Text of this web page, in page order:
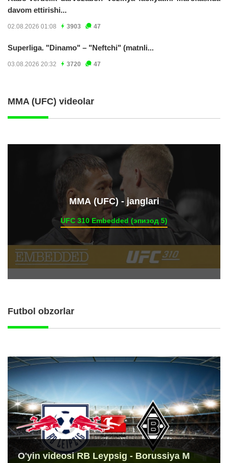
davom ettirishi...
02.08.2026 01:08 3903 47
Superliga. "Dinamo" – "Neftchi" (matnli...
03.08.2026 20:32 3720 47
MMA (UFC) videolar
ММА (UFC) - janglari
UFC 310 Embedded (эпизод 5)
Futbol obzorlar
O'yin videosi RB Leypsig - Borussiya M